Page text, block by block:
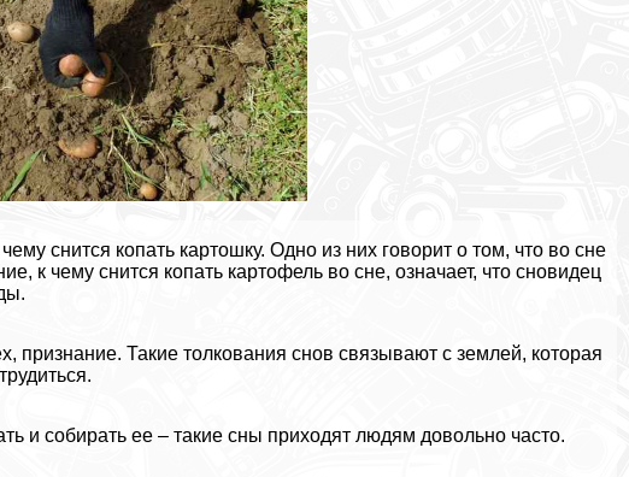
снится копать картошку. Одно из них говорит о том, что во сне
к чему снится копать картофель во сне, означает, что сновидец
признание. Такие толкования снов связывают с землей, которая
и собирать ее – такие сны приходят людям довольно часто.